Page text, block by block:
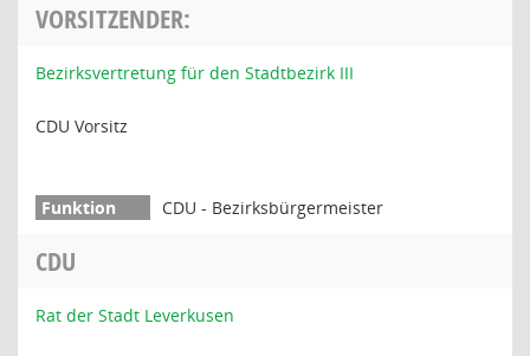
VORSITZENDER:
Bezirksvertretung für den Stadtbezirk III
CDU Vorsitz
CDU - Bezirksbürgermeister
CDU
Rat der Stadt Leverkusen